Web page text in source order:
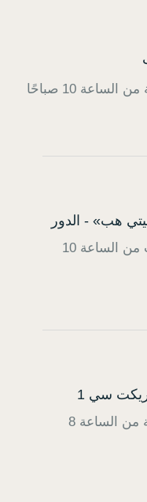
من يوم الاثنين إلى يوم الجمعة من الساعة 10 صباحًا
شارع تول بي. 55«سيتي هب» - الدور
من يوم الاثنين إلى يوم السبت من الساعة 10
سي 1
من يوم الاثنين إلى يوم الجمعة من الساعة 8